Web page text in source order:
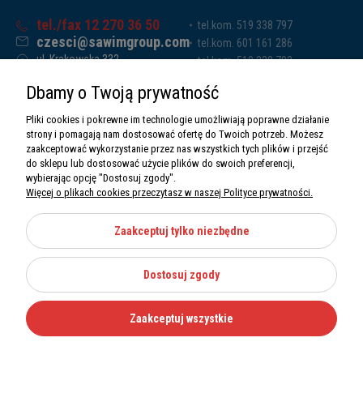
tel./fax 12 270 36 50
czesci@sawimgroup.com
ul. Krakowska 332,
Sawim Group Mariusz Zdyb sp. k.
NIP: 5130284470
REGON: 5246591010
tel.kom. 519 338 797
tel.kom. 601 161 286
tel.kom. 519 338 793
O nas
Informacje
Moje konto
Kategorie
Dbamy o Twoją prywatność
Pliki cookies i pokrewne im technologie umożliwiają poprawne działanie
strony i pomagają nam dostosować ofertę do Twoich potrzeb. Możesz
zaakceptować wykorzystanie przez nas wszystkich tych plików i przejść
do sklepu lub dostosować użycie plików do swoich preferencji,
wybierając opcję "Dostosuj zgody".
Więcej o plikach cookies przeczytasz w naszej Polityce prywatności.
Zaakceptuj tylko niezbędne
Dostosuj zgody
Zaakceptuj wszystkie